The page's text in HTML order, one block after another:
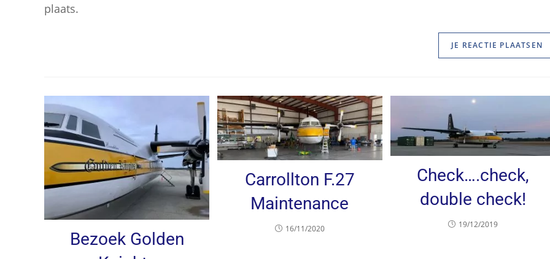
plaats.
Bezoek Golden
Carrollton F.27
Maintenance
16/11/2020
Check….check,
double check!
19/12/2019